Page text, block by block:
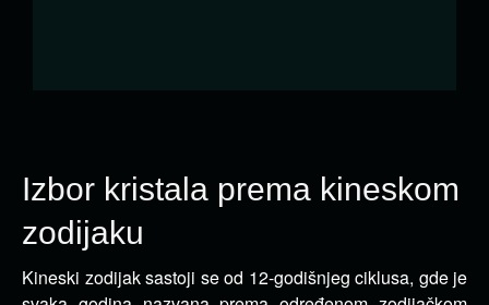
Izbor kristala prema kineskom
zodijaku
Kineski zodijak sastoji se od 12-godišnjeg ciklusa, gde je